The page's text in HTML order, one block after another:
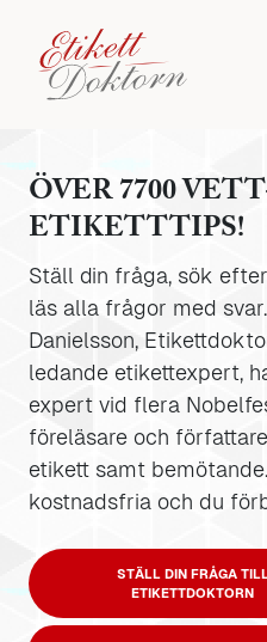
ÖVER 7700
ETIKETTTIPS!
Ställ din fråga, sök
läs alla frågor med
Danielsson,
ledande etikettexpert,
expert vid flera
föreläsare och
etikett samt
kostnadsfria och du
STÄLL DIN FRÅGA TILL
ETIKETTDOKTORN